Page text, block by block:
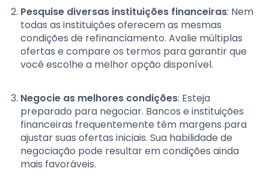
Pesquise diversas instituições financeiras: Nem
todas as instituições oferecem as mesmas
condições de refinanciamento. Avalie múltiplas
ofertas e compare os termos para garantir que
você escolhe a melhor opção disponível.
Negocie as melhores condições: Esteja
preparado para negociar. Bancos e instituições
financeiras frequentemente têm margens para
ajustar suas ofertas iniciais. Sua habilidade de
negociação pode resultar em condições ainda
mais favoráveis.